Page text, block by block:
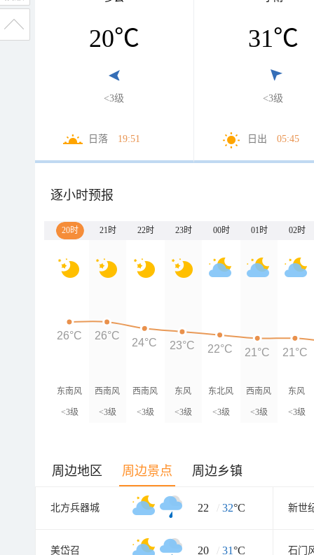
20℃
<3级
日落 19:51
31℃
<3级
日出 05:45
逐小时预报
20时 21时 22时 23时 00时 01时 02时
东南风
<3级
西南风
<3级
西南风
<3级
东风
<3级
东北风
<3级
西南风
<3级
东风
<3级
26°C 26°C
24°C 23°C 22°C 21°C 21°C
周边地区 周边景点 周边乡镇
北方兵器城 22 / 32°C 新世
美岱召 20 / 31°C 石门